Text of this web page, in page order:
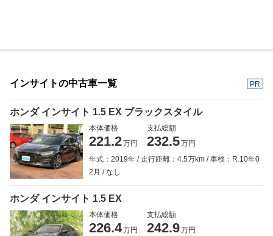
インサイトの中古車一覧 PR
ホンダ インサイト 1.5 EX ブラックスタイル
本体価格
221.2万円
支払総額
232.5万円
年式：2019年
走行距離：4.5万km
車検：R.10年0
2月
なし
ホンダ インサイト 1.5 EX
本体価格
226.4万円
支払総額
242.9万円